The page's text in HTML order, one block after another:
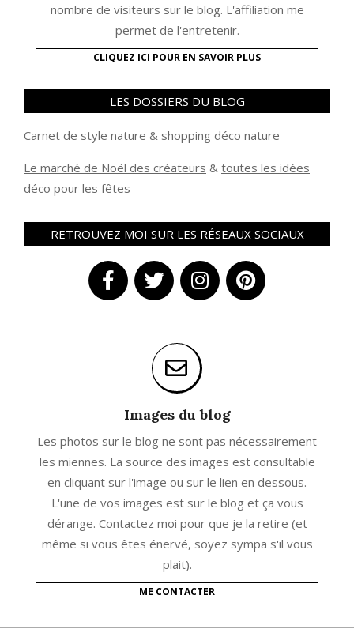
nombre de visiteurs sur le blog. L'affiliation me
permet de l'entretenir.
CLIQUEZ ICI POUR EN SAVOIR PLUS
LES DOSSIERS DU BLOG
Carnet de style nature & shopping déco nature
Le marché de Noël des créateurs & toutes les idées
déco pour les fêtes
RETROUVEZ MOI SUR LES RÉSEAUX SOCIAUX
Images du blog
Les photos sur le blog ne sont pas nécessairement
les miennes. La source des images est consultable
en cliquant sur l'image ou sur le lien en dessous.
L'une de vos images est sur le blog et ça vous
dérange. Contactez moi pour que je la retire (et
même si vous êtes énervé, soyez sympa s'il vous
plait).
ME CONTACTER